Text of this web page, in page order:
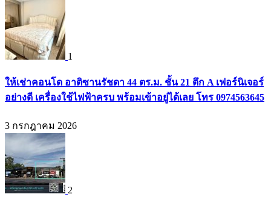
1
ให้เช่าคอนโด อาติซานรัชดา 44 ตร.ม. ชั้น 21 ตึก A เฟอร์นิเจอร์
อย่างดี เครื่องใช้ไฟฟ้าครบ พร้อมเข้าอยู่ได้เลย โทร 0974563645
3 กรกฎาคม 2026
2